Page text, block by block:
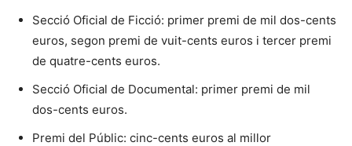
Secció Oficial de Ficció: primer premi de mil dos-cents
euros, segon premi de vuit-cents euros i tercer premi
de quatre-cents euros.
Secció Oficial de Documental: primer premi de mil
dos-cents euros.
Premi del Públic: cinc-cents euros al millor